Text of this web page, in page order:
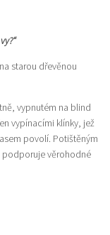
starou dřevěnou
vypnutém na blind
vypínacími klínky, jež
povolí. Potištěným
podporuje věrohodné